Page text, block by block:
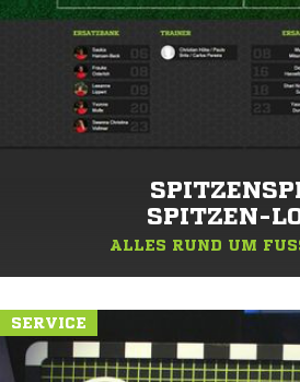
SPITZEN-
ALLES RUND UM
SERVICE